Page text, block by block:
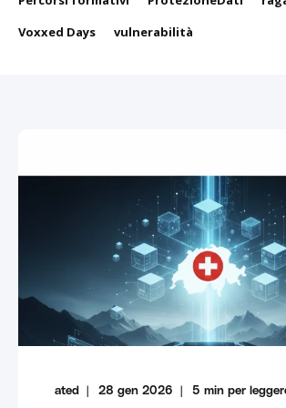
Voxxed Days
vulnerabilità
ated 28 gen 2026 5 min per